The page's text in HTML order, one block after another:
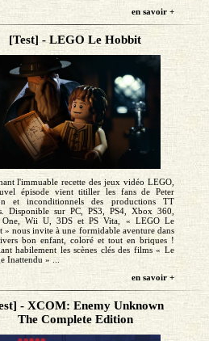
en savoir +
[Test] - LEGO Le Hobbit
l'immuable recette des jeux vidéo LEGO,
épisode vient titiller les fans de Peter
et inconditionnels des productions TT
Disponible sur PC, PS3, PS4, Xbox 360,
Wii U, 3DS et PS Vita, « LEGO Le
» nous invite à une formidable aventure dans
bon enfant, coloré et tout en briques !
habilement les scènes clés des films « Le
Inattendu » ...
en savoir +
- XCOM: Enemy Unknown
The Complete Edition